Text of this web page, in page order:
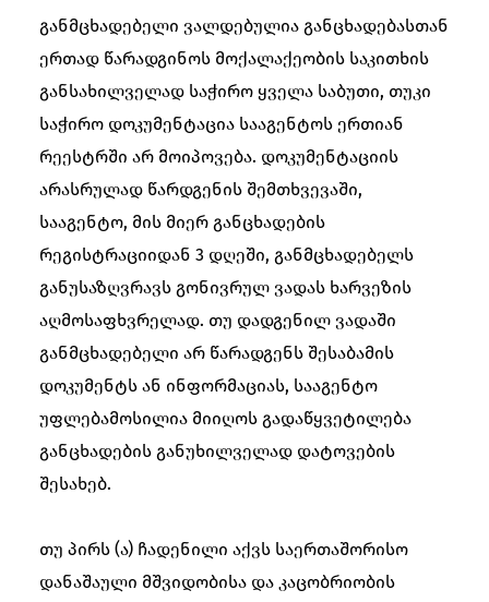
განმცხადებელი ვალდებულია განცხადებასთან
ერთად წარადგინოს მოქალაქეობის საკითხის
განსახილველად საჭირო ყველა საბუთი, თუკი
საჭირო დოკუმენტაცია სააგენტოს ერთიან
რეესტრში არ მოიპოვება. დოკუმენტაციის
არასრულად წარდგენის შემთხვევაში,
სააგენტო, მის მიერ განცხადების
რეგისტრაციიდან 3 დღეში, განმცხადებელს
განუსაზღვრავს გონივრულ ვადას ხარვეზის
აღმოსაფხვრელად. თუ დადგენილ ვადაში
განმცხადებელი არ წარადგენს შესაბამის
დოკუმენტს ან ინფორმაციას, სააგენტო
უფლებამოსილია მიიღოს გადაწყვეტილება
განცხადების განუხილველად დატოვების
შესახებ.
თუ პირს (ა) ჩადენილი აქვს საერთაშორისო
დანაშაული მშვიდობისა და კაცობრიობის